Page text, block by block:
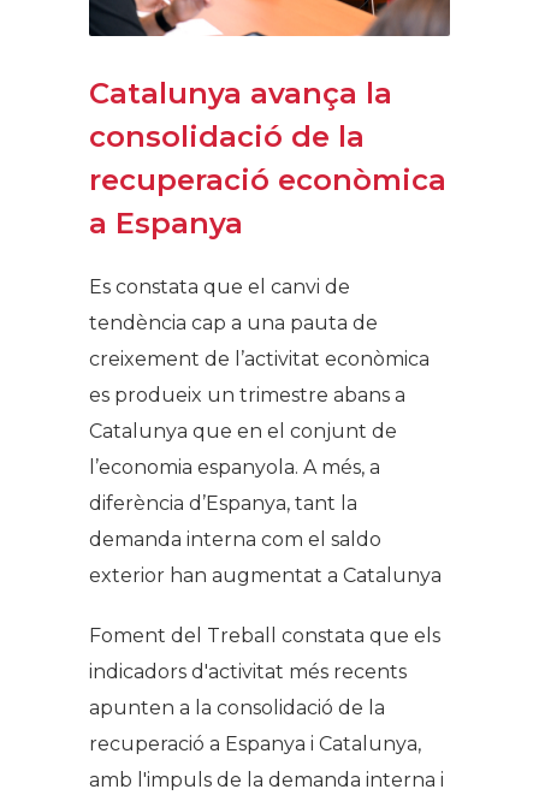
Catalunya avança la
consolidació de la
recuperació econòmica
a Espanya​
Es constata que el canvi de
tendència cap a una pauta de
creixement de l’activitat econòmica
es produeix un trimestre abans a
Catalunya que en el conjunt de
l’economia espanyola. A més, a
diferència d’Espanya, tant la
demanda interna com el saldo
exterior han augmentat a Catalunya
Foment del Treball constata que els
indicadors d'activitat més recents
apunten a la consolidació de la
recuperació a Espanya i Catalunya,
amb l'impuls de la demanda interna i